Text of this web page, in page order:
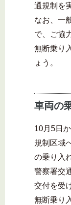
通規制を
なお、一
で、ご協
無断乗り
ょう。
車両の
10月5日
規制区域
の乗り入
警察署交
交付を受
無断乗り